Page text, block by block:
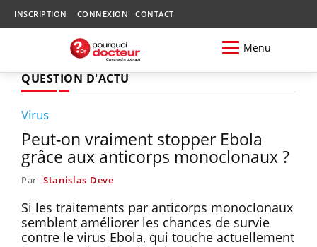
INSCRIPTION CONNEXION CONTACT
Menu
QUESTION D'ACTU
Virus
Peut-on vraiment stopper Ebola
grâce aux anticorps monoclonaux ?
Par Stanislas Deve
Si les traitements par anticorps monoclonaux
semblent améliorer les chances de survie
contre le virus Ebola, qui touche actuellement